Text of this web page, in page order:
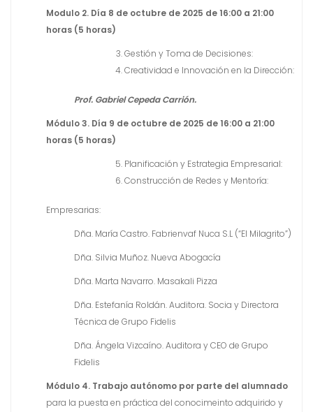
Modulo 2. Día 8 de octubre de 2025 de 16:00 a 21:00
horas (5 horas)
Gestión y Toma de Decisiones:
Creatividad e Innovación en la Dirección:
Prof. Gabriel Cepeda Carrión.
Módulo 3. Día 9 de octubre de 2025 de 16:00 a 21:00
horas (5 horas)
Planificación y Estrategia Empresarial:
Construcción de Redes y Mentoría:
Empresarias:
Dña. María Castro. Fabrienvaf Nuca S.L (“El Milagrito”)
Dña. Silvia Muñoz. Nueva Abogacía
Dña. Marta Navarro. Masakali Pizza
Dña. Estefanía Roldán. Auditora. Socia y Directora
Técnica de Grupo Fidelis
Dña. Ángela Vizcaíno. Auditora y CEO de Grupo
Fidelis
Módulo 4. Trabajo autónomo por parte del alumnado
para la puesta en práctica del conocimeinto adquirido y